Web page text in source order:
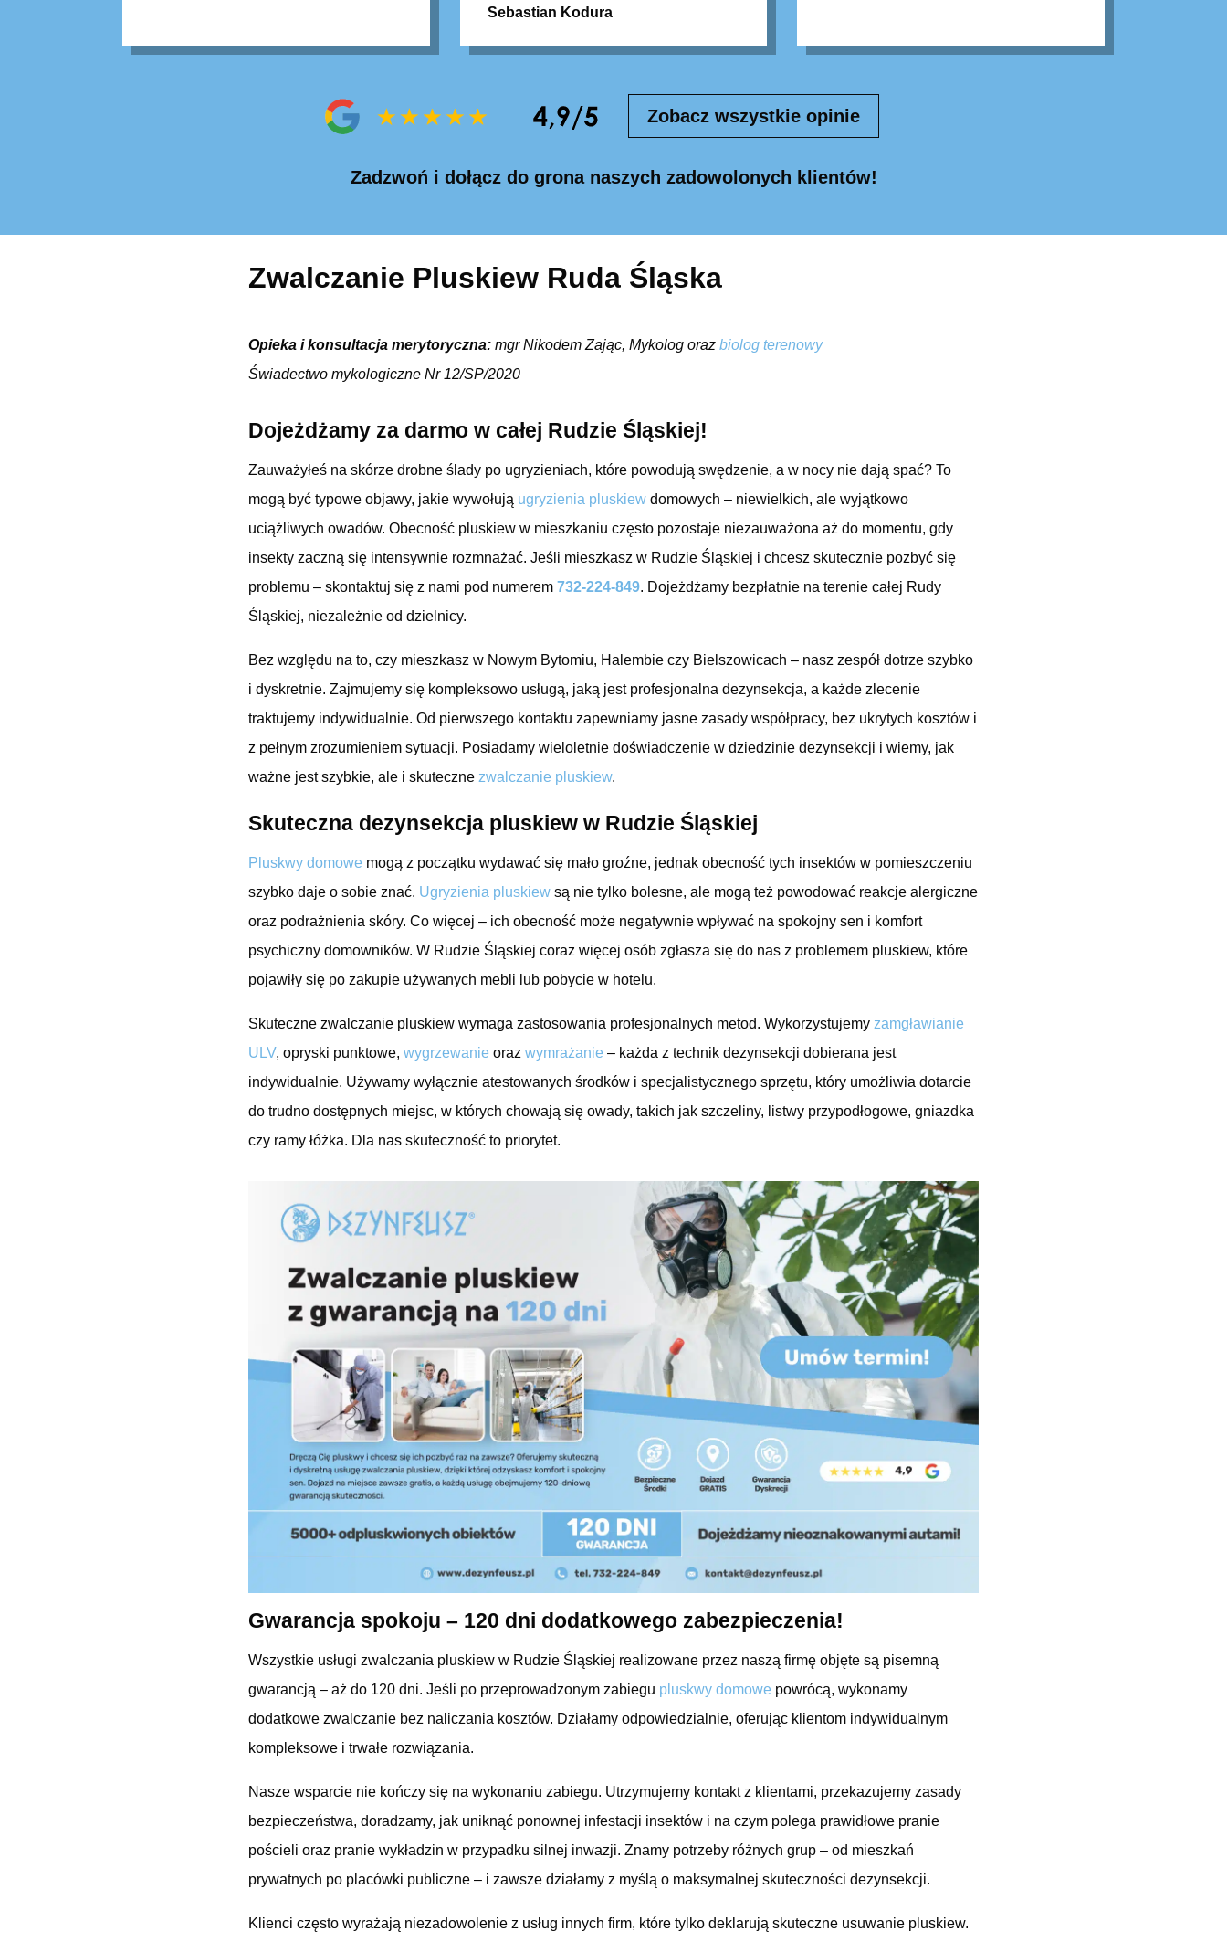
Sebastian Kodura
Zobacz wszystkie opinie
Zadzwoń i dołącz do grona naszych zadowolonych klientów!
Zwalczanie Pluskiew Ruda Śląska
Opieka i konsultacja merytoryczna: mgr Nikodem Zając, Mykolog oraz biolog terenowy
Świadectwo mykologiczne Nr 12/SP/2020
Dojeżdżamy za darmo w całej Rudzie Śląskiej!
Zauważyłeś na skórze drobne ślady po ugryzieniach, które powodują swędzenie, a w nocy nie dają spać? To
mogą być typowe objawy, jakie wywołują ugryzienia pluskiew domowych – niewielkich, ale wyjątkowo
uciążliwych owadów. Obecność pluskiew w mieszkaniu często pozostaje niezauważona aż do momentu, gdy
insekty zaczną się intensywnie rozmnażać. Jeśli mieszkasz w Rudzie Śląskiej i chcesz skutecznie pozbyć się
problemu – skontaktuj się z nami pod numerem 732-224-849. Dojeżdżamy bezpłatnie na terenie całej Rudy
Śląskiej, niezależnie od dzielnicy.
Bez względu na to, czy mieszkasz w Nowym Bytomiu, Halembie czy Bielszowicach – nasz zespół dotrze szybko
i dyskretnie. Zajmujemy się kompleksowo usługą, jaką jest profesjonalna dezynsekcja, a każde zlecenie
traktujemy indywidualnie. Od pierwszego kontaktu zapewniamy jasne zasady współpracy, bez ukrytych kosztów i
z pełnym zrozumieniem sytuacji. Posiadamy wieloletnie doświadczenie w dziedzinie dezynsekcji i wiemy, jak
ważne jest szybkie, ale i skuteczne zwalczanie pluskiew.
Skuteczna dezynsekcja pluskiew w Rudzie Śląskiej
Pluskwy domowe mogą z początku wydawać się mało groźne, jednak obecność tych insektów w pomieszczeniu
szybko daje o sobie znać. Ugryzienia pluskiew są nie tylko bolesne, ale mogą też powodować reakcje alergiczne
oraz podrażnienia skóry. Co więcej – ich obecność może negatywnie wpływać na spokojny sen i komfort
psychiczny domowników. W Rudzie Śląskiej coraz więcej osób zgłasza się do nas z problemem pluskiew, które
pojawiły się po zakupie używanych mebli lub pobycie w hotelu.
Skuteczne zwalczanie pluskiew wymaga zastosowania profesjonalnych metod. Wykorzystujemy zamgławianie
ULV, opryski punktowe, wygrzewanie oraz wymrażanie – każda z technik dezynsekcji dobierana jest
indywidualnie. Używamy wyłącznie atestowanych środków i specjalistycznego sprzętu, który umożliwia dotarcie
do trudno dostępnych miejsc, w których chowają się owady, takich jak szczeliny, listwy przypodłogowe, gniazdka
czy ramy łóżka. Dla nas skuteczność to priorytet.
Gwarancja spokoju – 120 dni dodatkowego zabezpieczenia!
Wszystkie usługi zwalczania pluskiew w Rudzie Śląskiej realizowane przez naszą firmę objęte są pisemną
gwarancją – aż do 120 dni. Jeśli po przeprowadzonym zabiegu pluskwy domowe powrócą, wykonamy
dodatkowe zwalczanie bez naliczania kosztów. Działamy odpowiedzialnie, oferując klientom indywidualnym
kompleksowe i trwałe rozwiązania.
Nasze wsparcie nie kończy się na wykonaniu zabiegu. Utrzymujemy kontakt z klientami, przekazujemy zasady
bezpieczeństwa, doradzamy, jak uniknąć ponownej infestacji insektów i na czym polega prawidłowe pranie
pościeli oraz pranie wykładzin w przypadku silnej inwazji. Znamy potrzeby różnych grup – od mieszkań
prywatnych po placówki publiczne – i zawsze działamy z myślą o maksymalnej skuteczności dezynsekcji.
Klienci często wyrażają niezadowolenie z usług innych firm, które tylko deklarują skuteczne usuwanie pluskiew.